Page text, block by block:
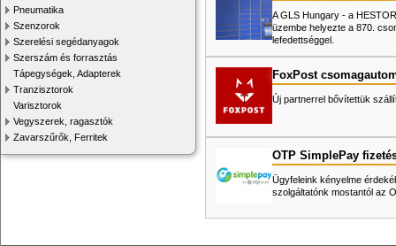
Pneumatika
Szenzorok
Szerelési segédanyagok
Szerszám és forrasztás
Tápegységek, Adapterek
Tranzisztorok
Varisztorok
Vegyszerek, ragasztók
Zavarszűrők, Ferritek
A GLS Hungary - a
üzembe helyezte a 870.
lefedettséggel.
FoxPost
Új partnerrel bővítettük
OTP SimplePay
Ügyfeleink kényelme
szolgáltatónk mostantól az